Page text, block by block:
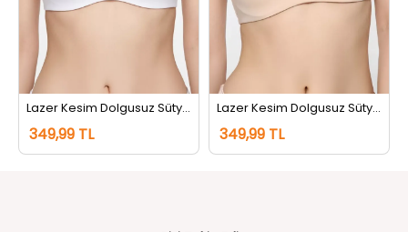
Lazer Kesim Dolgusuz Sütyen Beyaz
349,99 TL
Lazer Kesim Dolgusuz Sütyen Ten
349,99 TL